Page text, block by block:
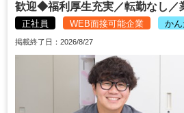
歓迎◆福利厚生充実／転勤なし
正社員 WEB面接可能企業 か
掲載終了日：2026/8/27